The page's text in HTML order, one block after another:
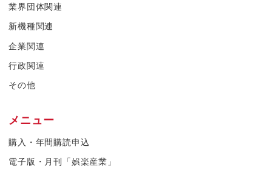
業界団体関連
新機種関連
企業関連
行政関連
その他
メニュー
購入・年間購読申込
電子版・月刊「娯楽産業」